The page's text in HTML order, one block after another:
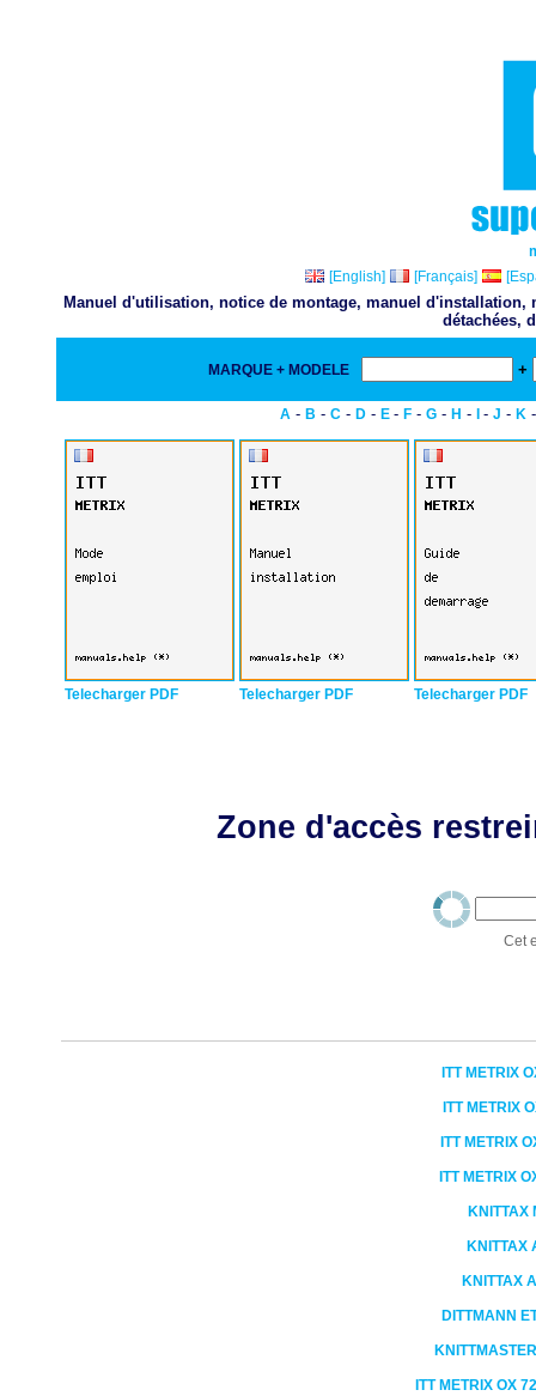
[English]
[Français]
Manuel d'utilisation, notice de montage, manuel
détachées,
MARQUE + MODELE +
A - B - C - D - E - F - G - H - - J - K
Telecharger PDF Telecharger PDF Telecharger PDF
Zone d'accès
Cet
ITT METRIX
ITT METRIX
ITT METRIX
ITT METRIX
KNITTAX
KNITTAX
KNITTAX
DITTMANN
ITT METRIX OX